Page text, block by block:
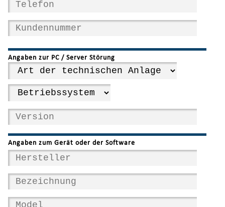
Angaben zur PC / Server Störung
Angaben zum Gerät oder der Software